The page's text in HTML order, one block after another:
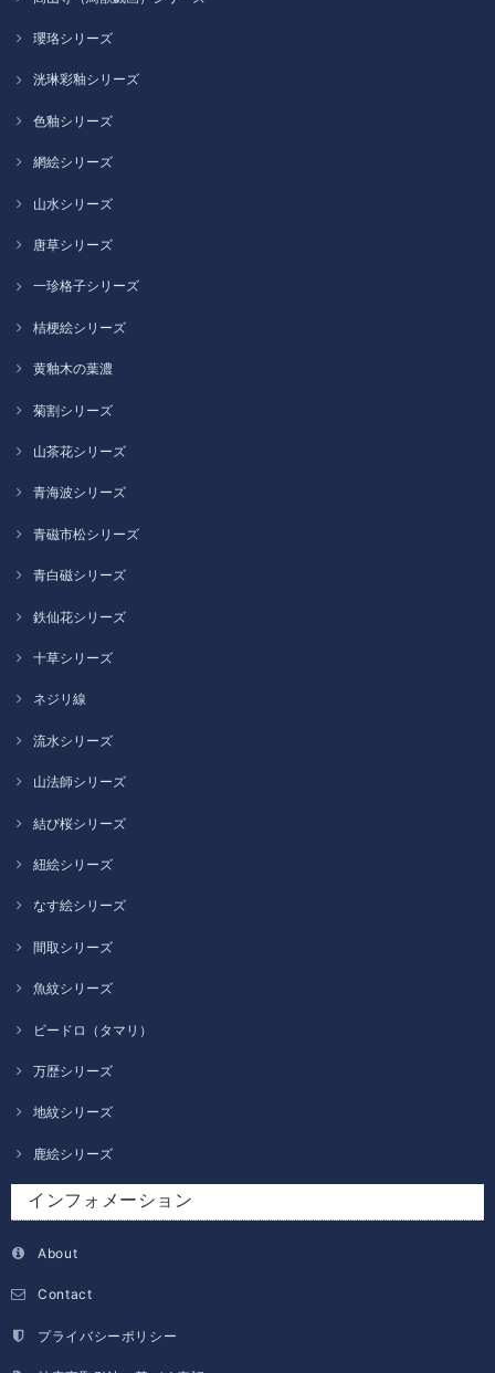
瓔珞シリーズ
洸琳彩釉シリーズ
色釉シリーズ
網絵シリーズ
山水シリーズ
唐草シリーズ
一珍格子シリーズ
桔梗絵シリーズ
黄釉木の葉濃
菊割シリーズ
山茶花シリーズ
青海波シリーズ
青磁市松シリーズ
青白磁シリーズ
鉄仙花シリーズ
十草シリーズ
ネジリ線
流水シリーズ
山法師シリーズ
結び桜シリーズ
紐絵シリーズ
なす絵シリーズ
間取シリーズ
魚紋シリーズ
ビードロ（タマリ）
万歴シリーズ
地紋シリーズ
鹿絵シリーズ
インフォメーション
About
Contact
プライバシーポリシー